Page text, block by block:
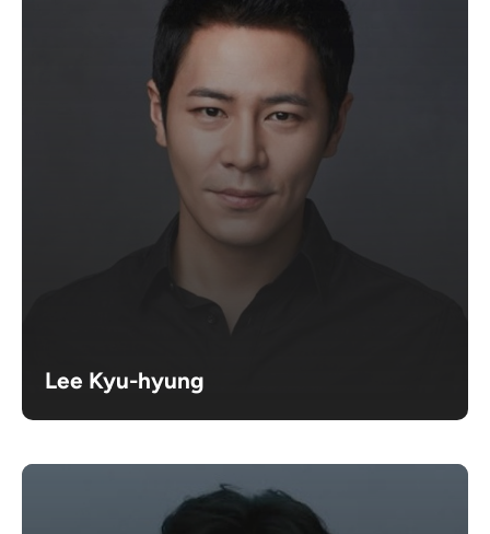
Lee Kyu-hyung